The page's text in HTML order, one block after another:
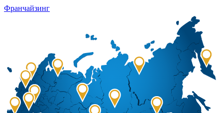
Франчайзинг